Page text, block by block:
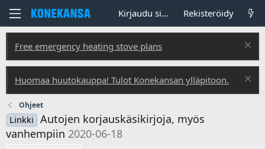
Kirjaudu sisään Rekisteröidy
Free emergency heating stove plans
Huomaa huutokauppa! Tulot Konekansan ylläpitoon.
Ohjeet
Linkki
Autojen korjauskäsikirjoja, myös
vanhempiin 2020-06-18